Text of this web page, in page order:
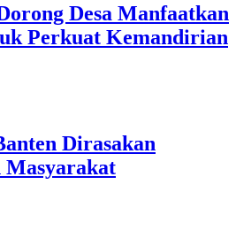
Desa Manfaatkan
Perkuat Kemandirian
Dirasakan
Masyarakat